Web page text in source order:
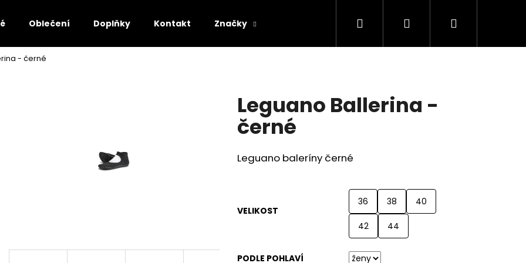
Oblečení Doplňky Kontakt Značky Hledat PřihlášeníNákupní
- černé
Leguano Ballerina -
černé
Leguano baleríny černé
VELIKOST
36 38 40
42 44
PODLE POHLAVÍ
Co potřebujete najít?
Doporučujeme
AFFENZAHN BAREFOOT TENISKY SNEAKER